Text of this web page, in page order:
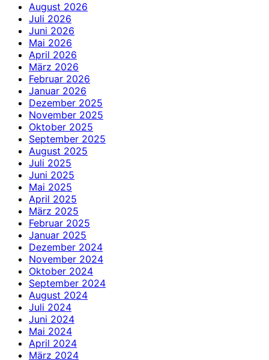
August 2026
Juli 2026
Juni 2026
Mai 2026
April 2026
März 2026
Februar 2026
Januar 2026
Dezember 2025
November 2025
Oktober 2025
September 2025
August 2025
Juli 2025
Juni 2025
Mai 2025
April 2025
März 2025
Februar 2025
Januar 2025
Dezember 2024
November 2024
Oktober 2024
September 2024
August 2024
Juli 2024
Juni 2024
Mai 2024
April 2024
März 2024